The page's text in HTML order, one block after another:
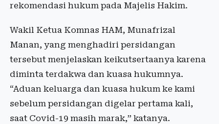
rekomendasi hukum pada Majelis Hakim.
Wakil Ketua Komnas HAM, Munafrizal
Manan, yang menghadiri persidangan
tersebut menjelaskan keikutsertaanya karena
diminta terdakwa dan kuasa hukumnya.
“Aduan keluarga dan kuasa hukum ke kami
sebelum persidangan digelar pertama kali,
saat Covid-19 masih marak,” katanya.